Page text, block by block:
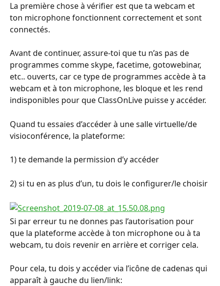
La première chose à vérifier est que ta webcam et
ton microphone fonctionnent correctement et sont
connectés.
Avant de continuer, assure-toi que tu n’as pas de
programmes comme skype, facetime, gotowebinar,
etc.. ouverts, car ce type de programmes accède à ta
webcam et à ton microphone, les bloque et les rend
indisponibles pour que ClassOnLive puisse y accéder.
Quand tu essaies d’accéder à une salle virtuelle/de
visioconférence, la plateforme:
1) te demande la permission d’y accéder
2) si tu en as plus d’un, tu dois le configurer/le choisir
Si par erreur tu ne donnes pas l’autorisation pour
que la plateforme accède à ton microphone ou à ta
webcam, tu dois revenir en arrière et corriger cela.
Pour cela, tu dois y accéder via l’icône de cadenas qui
apparaît à gauche du lien/link: